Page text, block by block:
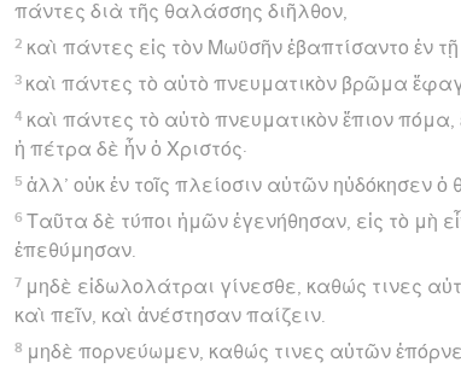
πάντες διὰ τῆς θαλάσσης διῆλθον,
2 καὶ πάντες εἰς τὸν Μωϋσῆν ἐβαπτίσαντο ἐν
3 καὶ πάντες τὸ αὐτὸ πνευματικὸν βρῶμα
4 καὶ πάντες τὸ αὐτὸ πνευματικὸν ἔπιον
ἡ πέτρα δὲ ἦν ὁ Χριστός·
5 ἀλλ’ οὐκ ἐν τοῖς πλείοσιν αὐτῶν ηὐδόκησεν
6 Ταῦτα δὲ τύποι ἡμῶν ἐγενήθησαν, εἰς τὸ μὴ
ἐπεθύμησαν.
7 μηδὲ εἰδωλολάτραι γίνεσθε, καθώς τινες
καὶ πεῖν, καὶ ἀνέστησαν παίζειν.
8 μηδὲ πορνεύωμεν, καθώς τινες αὐτῶν